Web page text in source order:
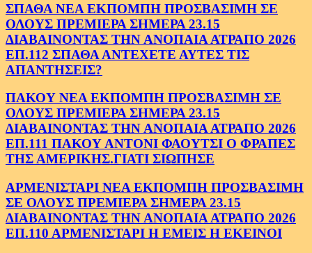
ΣΠΑΘΑ ΝΕΑ ΕΚΠΟΜΠΗ ΠΡΟΣΒΑΣΙΜΗ ΣΕ
ΟΛΟΥΣ ΠΡΕΜΙΕΡΑ ΣΗΜΕΡΑ 23.15
ΔΙΑΒΑΙΝΟΝΤΑΣ ΤΗΝ ΑΝΟΠΑΙΑ ΑΤΡΑΠΟ 2026
ΕΠ.112 ΣΠΑΘΑ ΑΝΤΕΧΕΤΕ ΑΥΤΕΣ ΤΙΣ
ΑΠΑΝΤΗΣΕΙΣ?
ΠΑΚΟΥ ΝΕΑ ΕΚΠΟΜΠΗ ΠΡΟΣΒΑΣΙΜΗ ΣΕ
ΟΛΟΥΣ ΠΡΕΜΙΕΡΑ ΣΗΜΕΡΑ 23.15
ΔΙΑΒΑΙΝΟΝΤΑΣ ΤΗΝ ΑΝΟΠΑΙΑ ΑΤΡΑΠΟ 2026
ΕΠ.111 ΠΑΚΟΥ ΑΝΤΟΝΙ ΦΑΟΥΤΣΙ Ο ΦΡΑΠΕΣ
ΤΗΣ ΑΜΕΡΙΚΗΣ.ΓΙΑΤΙ ΣΙΩΠΗΣΕ
ΑΡΜΕΝΙΣΤΑΡΙ ΝΕΑ ΕΚΠΟΜΠΗ ΠΡΟΣΒΑΣΙΜΗ
ΣΕ ΟΛΟΥΣ ΠΡΕΜΙΕΡΑ ΣΗΜΕΡΑ 23.15
ΔΙΑΒΑΙΝΟΝΤΑΣ ΤΗΝ ΑΝΟΠΑΙΑ ΑΤΡΑΠΟ 2026
ΕΠ.110 ΑΡΜΕΝΙΣΤΑΡΙ Η ΕΜΕΙΣ Η ΕΚΕΙΝΟΙ